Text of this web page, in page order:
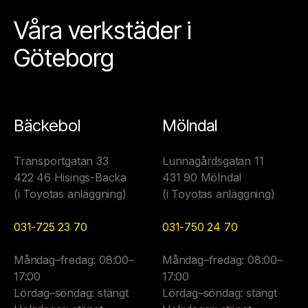
Våra verkstäder i
Göteborg
Bäckebol
Transportgatan 33
422 46 Hisings-Backa
(i Toyotas anläggning)
031-725 23 70
Måndag–fredag: 08:00–
17:00
Lördag–söndag: stängt
Mölndal
Lunnagårdsgatan 11
431 90 Mölndal
(i Toyotas anläggning)
031-750 24 70
Måndag–fredag: 08:00–
17:00
Lördag–söndag: stängt